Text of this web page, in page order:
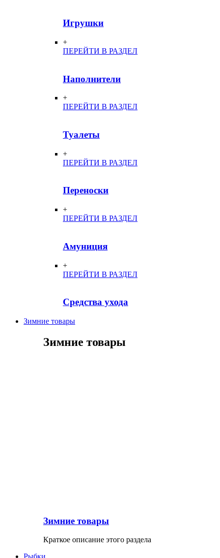
Игрушки
+
ПЕРЕЙТИ В РАЗДЕЛ
Наполнители
+
ПЕРЕЙТИ В РАЗДЕЛ
Туалеты
+
ПЕРЕЙТИ В РАЗДЕЛ
Переноски
+
ПЕРЕЙТИ В РАЗДЕЛ
Амуниция
+
ПЕРЕЙТИ В РАЗДЕЛ
Средства ухода
Зимние товары
Зимние товары
Зимние товары
Краткое описание этого раздела